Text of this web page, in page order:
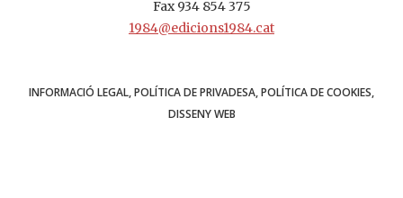
Fax 934 854 375
1984@edicions1984.cat
INFORMACIÓ LEGAL POLÍTICA DE PRIVADESA POLÍTICA DE COOKIES
DISSENY WEB